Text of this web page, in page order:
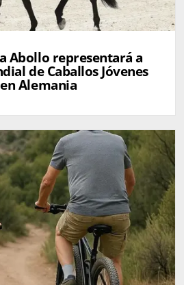
Abollo representará a
de Caballos Jóvenes
Alemania